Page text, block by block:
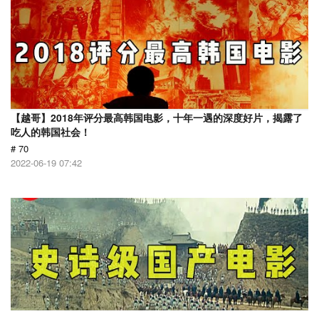
【越哥】2018年评分最高韩国电影，十年一遇的深度好片，揭露了
吃人的韩国社会！
# 70
2022-06-19 07:42